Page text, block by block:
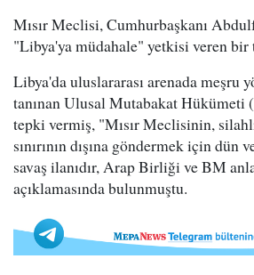
Mısır Meclisi, Cumhurbaşkanı
"Libya'ya müdahale" yetkisi veren bir
Libya'da uluslararası arenada meşru
tanınan Ulusal Mutabakat Hükümeti
tepki vermiş, "Mısır Meclisinin,
sınırının dışına göndermek için dün
savaş ilanıdır, Arap Birliği ve BM
açıklamasında bulunmuştu.